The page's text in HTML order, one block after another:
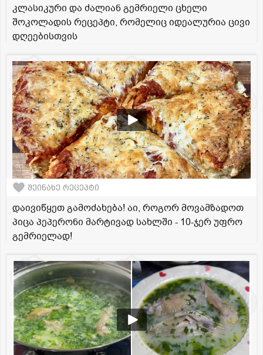
კლასიკური და ძალიან გემრიელი ცხელი
შოკოლადის რეცეპტი, რომელიც იდეალურია ცივი
დღეებისთვის
შეინახე რეცეპტი
დაივიწყეთ გამოძახება! აი, როგორ მოვამზადოთ
პიცა პეპერონი მარტივად სახლში - 10-ჯერ უფრო
გემრიელად!